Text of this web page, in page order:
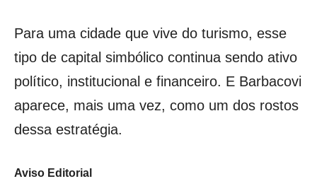
Para uma cidade que vive do turismo, esse
tipo de capital simbólico continua sendo ativo
político, institucional e financeiro. E Barbacovi
aparece, mais uma vez, como um dos rostos
dessa estratégia.
Aviso Editorial